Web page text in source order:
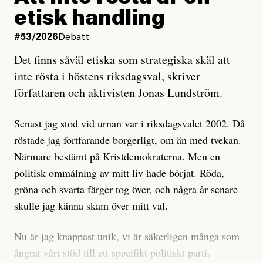
och då ska en efterforska diskret, just för att inte skapa
oro inom rörelsen.
Artikeln undersöker inte, som ETC påstår, ”vad som
är sant, vad som är rykten”, utan den bidrar bara till
ännu mer ryktesspridning. Det finns inte ett enda bevis
misstänkta personen är en infiltratör. Det som läsaren
får veta är att personen har ändrat sina politiska åsikter
under åren, att den har raderat tidigare innehåll på sina
sociala medier, att artikelns författare inte förstår sig
på personens ekonomi och att det tydligen finns
anonyma röster inom rörelsen som säger saker som
anses vara anledningar att titta närmare på personen,
men ingenting av detta är tillräckligt för att hänga ut
etisk handling
#53/2026 Debatt
Det finns såväl etiska som strategiska skäl att
inte rösta i höstens riksdagsval, skriver
författaren och aktivisten Jonas Lundström.
Senast jag stod vid urnan var i riksdagsvalet 2002. Då
röstade jag fortfarande borgerligt, om än med tvekan.
Närmare bestämt på Kristdemokraterna. Men en
politisk ommålning av mitt liv hade börjat. Röda,
gröna och svarta färger tog över, och några år senare
skulle jag känna skam över mitt val.
Nu är jag knappast unik, vi är säkerligen många som
ångrat vårt stöd till ett specifikt politiskt parti.